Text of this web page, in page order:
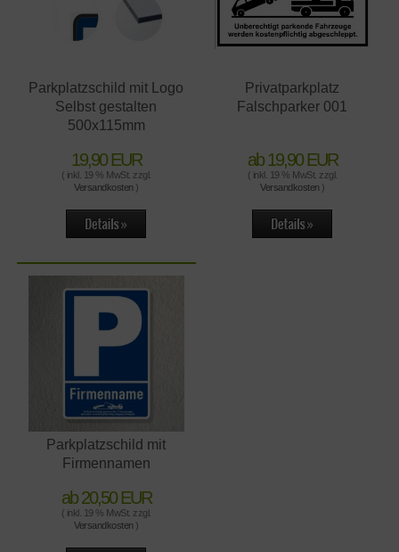
Parkplatzschild mit Logo
Selbst gestalten
500x115mm
19,90 EUR
( inkl. 19 % MwSt. zzgl.
Versandkosten )
Privatparkplatz
Falschparker 001
ab 19,90 EUR
( inkl. 19 % MwSt. zzgl.
Versandkosten )
Parkplatzschild mit
Firmennamen
ab 20,50 EUR
( inkl. 19 % MwSt. zzgl.
Versandkosten )